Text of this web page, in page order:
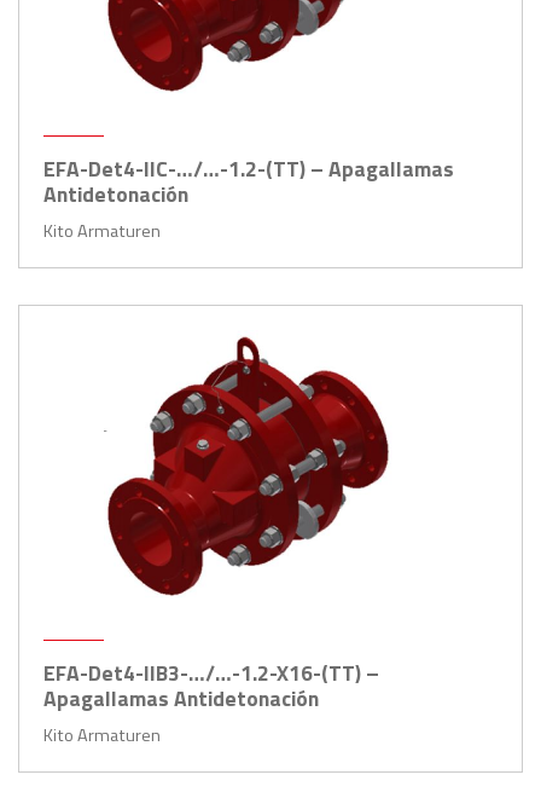
EFA-Det4-IIC-…/…-1.2-(TT) – Apagallamas
Antidetonación
Kito Armaturen
EFA-Det4-IIB3-…/…-1.2-X16-(TT) –
Apagallamas Antidetonación
Kito Armaturen